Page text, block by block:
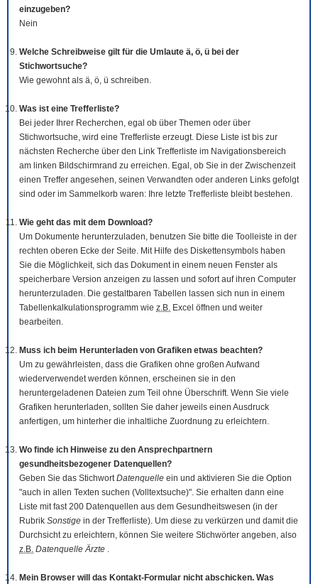
einzugeben?
Nein
Welche Schreibweise gilt für die Umlaute ä, ö, ü bei der
Stichwortsuche?
Wie gewohnt als ä, ö, ü schreiben.
Was ist eine Trefferliste?
Bei jeder Ihrer Recherchen, egal ob über Themen oder über
Stichwortsuche, wird eine Trefferliste erzeugt. Diese Liste ist bis zur
nächsten Recherche über den Link Trefferliste im Navigationsbereich
am linken Bildschirmrand zu erreichen. Egal, ob Sie in der Zwischenzeit
einen Treffer angesehen, seinen Verwandten oder anderen Links gefolgt
sind oder im Sammelkorb waren: Ihre letzte Trefferliste bleibt bestehen.
Wie geht das mit dem Download?
Um Dokumente herunterzuladen, benutzen Sie bitte die Tool leiste in der
rechten oberen Ecke der Seite. Mit Hilfe des Diskettensymbols haben
Sie die Möglichkeit, sich das Dokument in einem neuen Fenster als
speicherbare Version anzeigen zu lassen und sofort auf ihren Computer
herunterzuladen. Die gestaltbaren Tabellen lassen sich nun in einem
Tabellenkalkulationsprogramm wie z.B. Excel öffnen und weiter
bearbeiten.
Muss ich beim Herunterladen von Grafiken etwas beachten?
Um zu gewährleisten, dass die Grafiken ohne großen Aufwand
wiederverwendet werden können, erscheinen sie in den
heruntergeladenen Dateien zum Teil ohne Überschrift. Wenn Sie viele
Grafiken herunterladen, sollten Sie daher jeweils einen Ausdruck
anfertigen, um hinterher die inhaltliche Zuordnung zu erleichtern.
Wo finde ich Hinweise zu den Ansprechpartnern
gesundheitsbezogener Datenquellen?
Geben Sie das StichwortDatenquelle ein und aktivieren Sie die Option
"auch in allen Texten suchen (Volltextsuche)". Sie erhalten dann eine
Liste mit fast 200 Datenquellen aus dem Gesundheitswesen (in der
Rubrik Sonstige in der Trefferliste). Um diese zu verkürzen und damit die
Durchsicht zu erleichtern, können Sie weitere Stichwörter angeben, also
z.B. Datenquelle Ärzte .
Mein Browser will das Kontakt-Formular nicht abschicken. Was